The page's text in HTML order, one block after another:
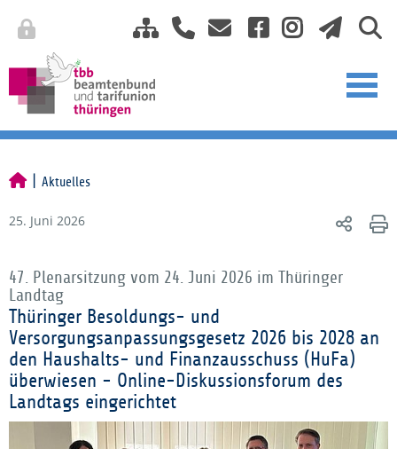
Aktuelles
25. Juni 2026
47. Plenarsitzung vom 24. Juni 2026 im Thüringer
Landtag
Thüringer Besoldungs- und
Versorgungsanpassungsgesetz 2026 bis 2028 an
den Haushalts- und Finanzausschuss (HuFa)
überwiesen - Online-Diskussionsforum des
Landtags eingerichtet